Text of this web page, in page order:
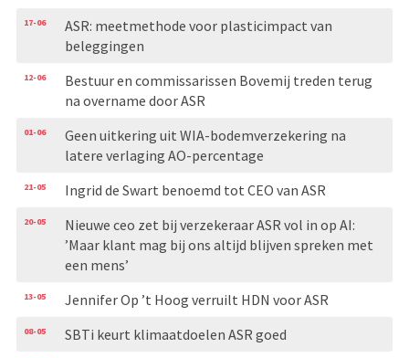
17-06
ASR: meetmethode voor plasticimpact van
beleggingen
12-06
Bestuur en commissarissen Bovemij treden terug
na overname door ASR
01-06
Geen uitkering uit WIA-bodemverzekering na
latere verlaging AO-percentage
21-05 Ingrid de Swart benoemd tot CEO van ASR
20-05
Nieuwe ceo zet bij verzekeraar ASR vol in op AI:
’Maar klant mag bij ons altijd blijven spreken met
een mens’
13-05 Jennifer Op ’t Hoog verruilt HDN voor ASR
08-05 SBTi keurt klimaatdoelen ASR goed